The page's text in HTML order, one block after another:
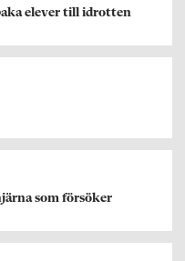
elever till idrotten
som försöker